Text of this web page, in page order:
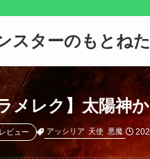
スターのもとね
メレク】太陽神
ビュー アッシリア 天使 悪魔